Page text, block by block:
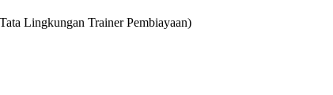
Lingkungan Trainer Pembiayaan)